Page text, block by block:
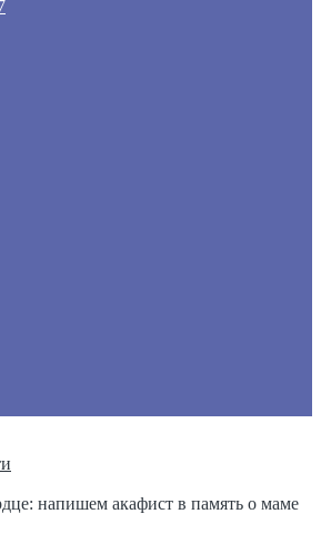
напишем акафист в память о маме